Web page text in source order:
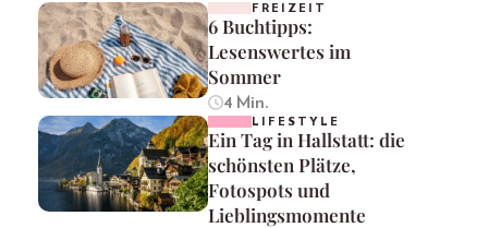
FREIZEIT
6 Buchtipps:
Lesenswertes im
Sommer
4 Min.
LIFESTYLE
Ein Tag in Hallstatt: die
schönsten Plätze,
Fotospots und
Lieblingsmomente